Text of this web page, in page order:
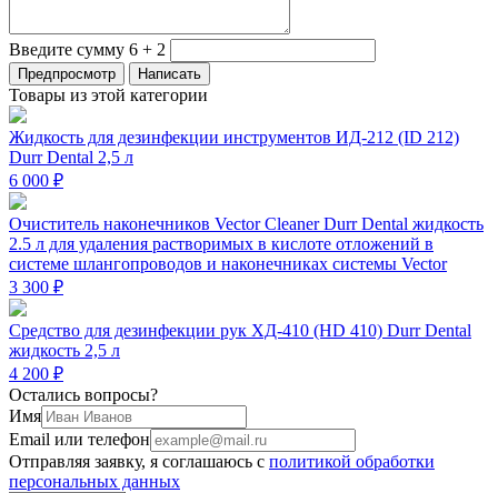
Введите сумму 6 + 2
Товары из этой категории
Жидкость для дезинфекции инструментов ИД-212 (ID 212)
Durr Dental 2,5 л
6 000 ₽
Очиститель наконечников Vector Cleaner Durr Dental жидкость
2.5 л для удаления растворимых в кислоте отложений в
системе шлангопроводов и наконечниках системы Vector
3 300 ₽
Средство для дезинфекции рук ХД-410 (HD 410) Durr Dental
жидкость 2,5 л
4 200 ₽
Остались вопросы?
Имя
Email или телефон
Отправляя заявку, я соглашаюсь с политикой обработки
персональных данных